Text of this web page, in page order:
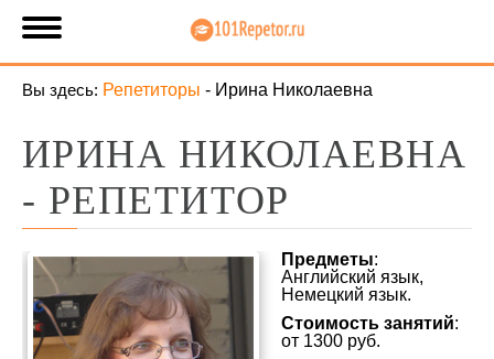
Вы здесь: Репетиторы - Ирина Николаевна
ИРИНА НИКОЛАЕВНА
- РЕПЕТИТОР
Предметы:
Английский язык,
Немецкий язык.
Стоимость занятий:
от 1300 руб.